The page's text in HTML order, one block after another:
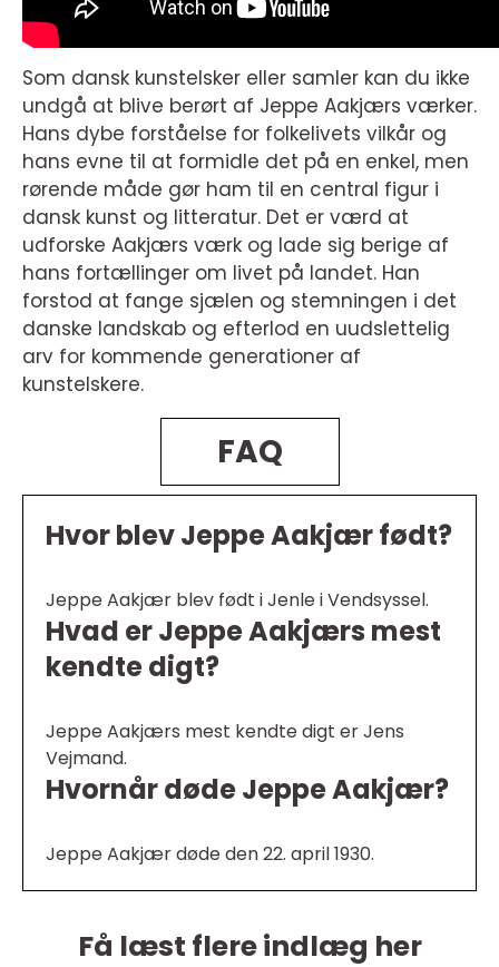
Som dansk kunstelsker eller samler kan du ikke
undgå at blive berørt af Jeppe Aakjærs værker.
Hans dybe forståelse for folkelivets vilkår og
hans evne til at formidle det på en enkel, men
rørende måde gør ham til en central figur i
dansk kunst og litteratur. Det er værd at
udforske Aakjærs værk og lade sig berige af
hans fortællinger om livet på landet. Han
forstod at fange sjælen og stemningen i det
danske landskab og efterlod en uudslettelig
arv for kommende generationer af
kunstelskere.
FAQ
Hvor blev Jeppe Aakjær født?
Jeppe Aakjær blev født i Jenle i Vendsyssel.
Hvad er Jeppe Aakjærs mest
kendte digt?
Jeppe Aakjærs mest kendte digt er Jens
Vejmand.
Hvornår døde Jeppe Aakjær?
Jeppe Aakjær døde den 22. april 1930.
Få læst flere indlæg her